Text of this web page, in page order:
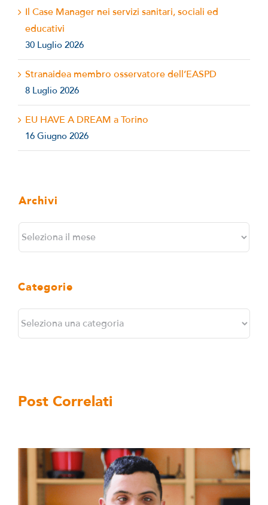
Il Case Manager nei servizi sanitari, sociali ed
educativi
30 Luglio 2026
Stranaidea membro osservatore dell’EASPD
8 Luglio 2026
EU HAVE A DREAM a Torino
16 Giugno 2026
Archivi
Categorie
Categorie
Post Correlati